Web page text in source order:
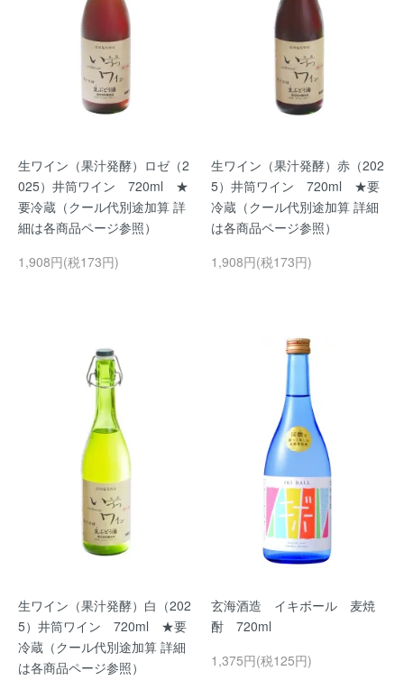
生ワイン（果汁発酵）ロゼ（2
025）井筒ワイン 720ml ★
要冷蔵（クール代別途加算 詳
細は各商品ページ参照）
1,908円(税173円)
生ワイン（果汁発酵）赤（202
5）井筒ワイン 720ml ★要
冷蔵（クール代別途加算 詳細
は各商品ページ参照）
1,908円(税173円)
生ワイン（果汁発酵）白（202
5）井筒ワイン 720ml ★要
冷蔵（クール代別途加算 詳細
は各商品ページ参照）
玄海酒造 イキボール 麦焼
酎 720ml
1,375円(税125円)